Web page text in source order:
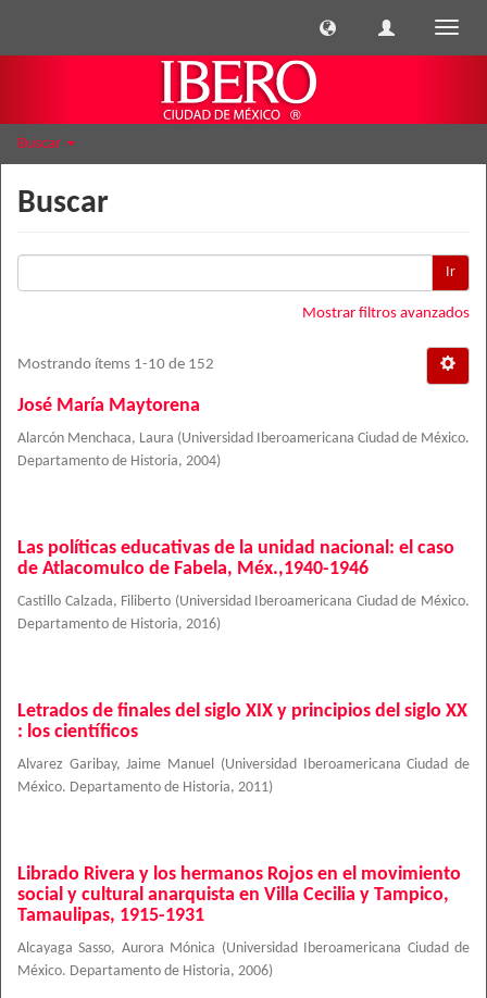
Buscar
Buscar
Ir
Mostrar filtros avanzados
Mostrando ítems 1-10 de 152
José María Maytorena
Alarcón Menchaca, Laura (Universidad Iberoamericana Ciudad de México.
Departamento de Historia, 2004)
Las políticas educativas de la unidad nacional: el caso
de Atlacomulco de Fabela, Méx.,1940-1946
Castillo Calzada, Filiberto (Universidad Iberoamericana Ciudad de México.
Departamento de Historia, 2016)
Letrados de finales del siglo XIX y principios del siglo XX
: los científicos
Alvarez Garibay, Jaime Manuel (Universidad Iberoamericana Ciudad de
México. Departamento de Historia, 2011)
Librado Rivera y los hermanos Rojos en el movimiento
social y cultural anarquista en Villa Cecilia y Tampico,
Tamaulipas, 1915-1931
Alcayaga Sasso, Aurora Mónica (Universidad Iberoamericana Ciudad de
México. Departamento de Historia, 2006)